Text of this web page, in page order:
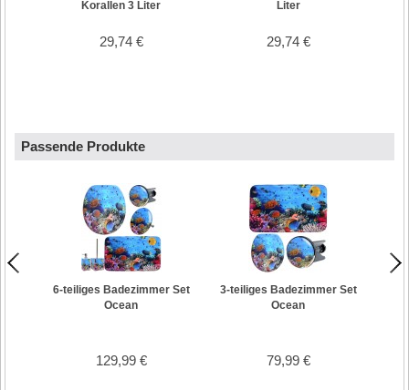
Korallen 3 Liter
29,74 €
Liter
29,74 €
Passende Produkte
6-teiliges Badezimmer Set
Ocean
129,99 €
3-teiliges Badezimmer Set
Ocean
79,99 €